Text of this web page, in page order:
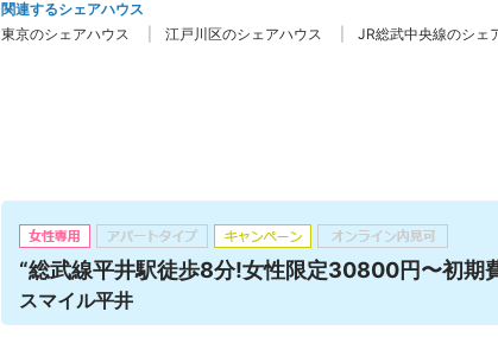
関連するシェアハウス
東京のシェアハウス
江戸川区のシェアハウス JR総武中央線のシェ
“総武線平井駅徒歩8分!女性限定30800円〜初期
スマイル平井